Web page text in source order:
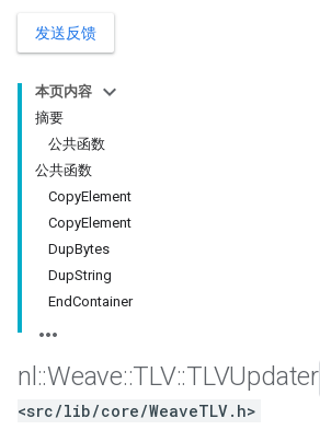
发送反馈
本页内容
摘要
公共函数
公共函数
CopyElement
CopyElement
DupBytes
DupString
EndContainer
nl ::Weave::TLV::TLVUpdater
<src/lib/core/WeaveTLV.h>